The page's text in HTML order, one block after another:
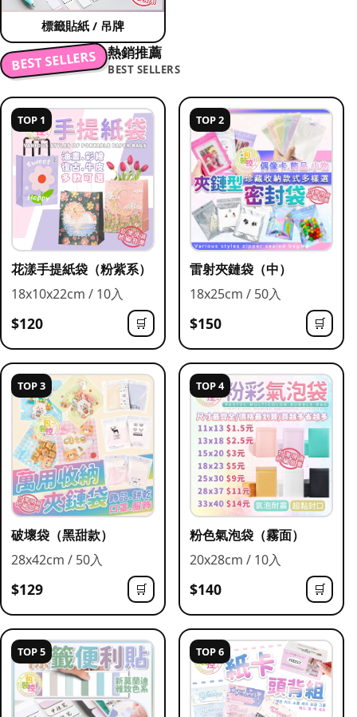
標籤貼紙 / 吊牌
BEST SELLERS 熱銷推薦
BEST SELLERS
TOP 1
花漾手提紙袋（粉紫系）
18x10x22cm / 10入
$120 🛒
TOP 2
雷射夾鏈袋（中）
18x25cm / 50入
$150 🛒
TOP 3
破壞袋（黑甜款）
28x42cm / 50入
$129 🛒
TOP 4
粉色氣泡袋（霧面）
20x28cm / 10入
$140 🛒
TOP 5 TOP 6